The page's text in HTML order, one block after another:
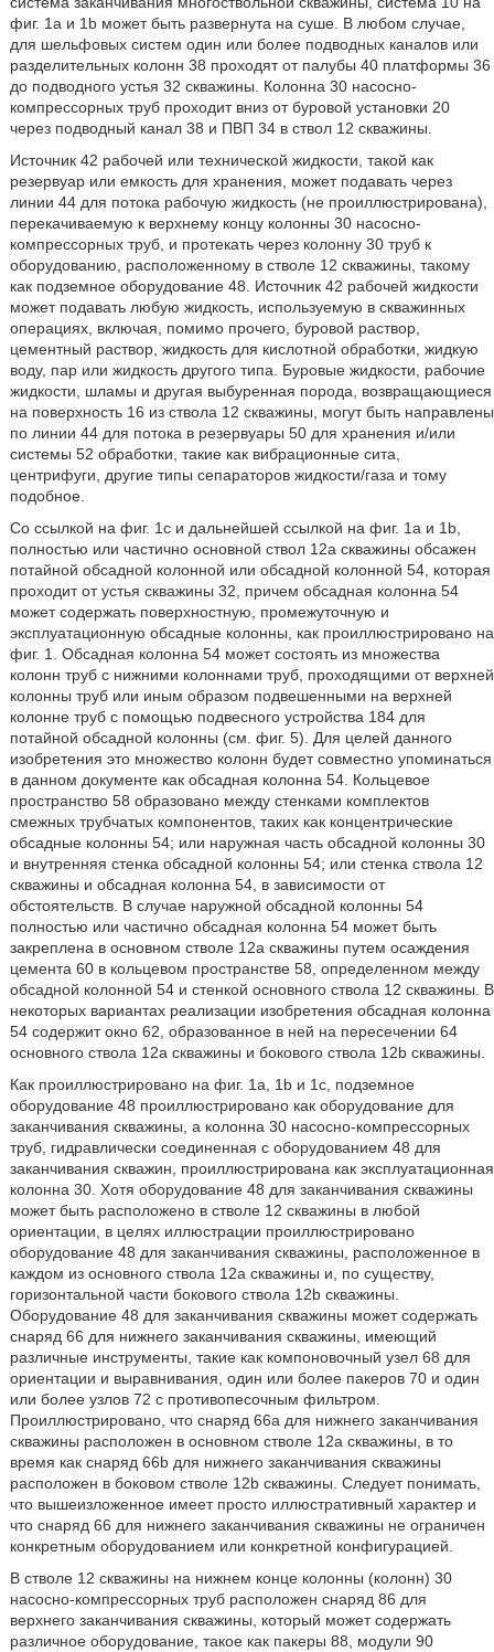
фиг. 1a и 1b может быть развернута на суше. В любом случае,
для шельфовых систем один или более подводных каналов или
разделительных колонн 38 проходят от палубы 40 платформы 36
до подводного устья 32 скважины. Колонна 30 насосно-
компрессорных труб проходит вниз от буровой установки 20
через подводный канал 38 и ПВП 34 в ствол 12 скважины.
Источник 42 рабочей или технической жидкости, такой как
резервуар или емкость для хранения, может подавать через
линии 44 для потока рабочую жидкость (не проиллюстрирована),
перекачиваемую к верхнему концу колонны 30 насосно-
компрессорных труб, и протекать через колонну 30 труб к
оборудованию, расположенному в стволе 12 скважины, такому
как подземное оборудование 48. Источник 42 рабочей жидкости
может подавать любую жидкость, используемую в скважинных
операциях, включая, помимо прочего, буровой раствор,
цементный раствор, жидкость для кислотной обработки, жидкую
воду, пар или жидкость другого типа. Буровые жидкости, рабочие
жидкости, шламы и другая выбуренная порода, возвращающиеся
на поверхность 16 из ствола 12 скважины, могут быть направлены
по линии 44 для потока в резервуары 50 для хранения и/или
системы 52 обработки, такие как вибрационные сита,
центрифуги, другие типы сепараторов жидкости/газа и тому
подобное.
Со ссылкой на фиг. 1c и дальнейшей ссылкой на фиг. 1a и 1b,
полностью или частично основной ствол 12а скважины обсажен
потайной обсадной колонной или обсадной колонной 54, которая
проходит от устья скважины 32, причем обсадная колонна 54
может содержать поверхностную, промежуточную и
эксплуатационную обсадные колонны, как проиллюстрировано на
фиг. 1. Обсадная колонна 54 может состоять из множества
колонн труб с нижними колоннами труб, проходящими от верхней
колонны труб или иным образом подвешенными на верхней
колонне труб с помощью подвесного устройства 184 для
потайной обсадной колонны (см. фиг. 5). Для целей данного
изобретения это множество колонн будет совместно упоминаться
в данном документе как обсадная колонна 54. Кольцевое
пространство 58 образовано между стенками комплектов
смежных трубчатых компонентов, таких как концентрические
обсадные колонны 54; или наружная часть обсадной колонны 30
и внутренняя стенка обсадной колонны 54; или стенка ствола 12
скважины и обсадная колонна 54, в зависимости от
обстоятельств. В случае наружной обсадной колонны 54
полностью или частично обсадная колонна 54 может быть
закреплена в основном стволе 12а скважины путем осаждения
цемента 60 в кольцевом пространстве 58, определенном между
обсадной колонной 54 и стенкой основного ствола 12 скважины. В
некоторых вариантах реализации изобретения обсадная колонна
54 содержит окно 62, образованное в ней на пересечении 64
основного ствола 12а скважины и бокового ствола 12b скважины.
Как проиллюстрировано на фиг. 1а, 1b и 1с, подземное
оборудование 48 проиллюстрировано как оборудование для
заканчивания скважины, а колонна 30 насосно-компрессорных
труб, гидравлически соединенная с оборудованием 48 для
заканчивания скважин, проиллюстрирована как эксплуатационная
колонна 30. Хотя оборудование 48 для заканчивания скважины
может быть расположено в стволе 12 скважины в любой
ориентации, в целях иллюстрации проиллюстрировано
оборудование 48 для заканчивания скважины, расположенное в
каждом из основного ствола 12а скважины и, по существу,
горизонтальной части бокового ствола 12b скважины.
Оборудование 48 для заканчивания скважины может содержать
снаряд 66 для нижнего заканчивания скважины, имеющий
различные инструменты, такие как компоновочный узел 68 для
ориентации и выравнивания, один или более пакеров 70 и один
или более узлов 72 с противопесочным фильтром.
Проиллюстрировано, что снаряд 66а для нижнего заканчивания
скважины расположен в основном стволе 12а скважины, в то
время как снаряд 66b для нижнего заканчивания скважины
расположен в боковом стволе 12b скважины. Следует понимать,
что вышеизложенное имеет просто иллюстративный характер и
что снаряд 66 для нижнего заканчивания скважины не ограничен
конкретным оборудованием или конкретной конфигурацией.
В стволе 12 скважины на нижнем конце колонны (колонн) 30
насосно-компрессорных труб расположен снаряд 86 для
верхнего заканчивания скважины, который может содержать
различное оборудование, такое как пакеры 88, модули 90